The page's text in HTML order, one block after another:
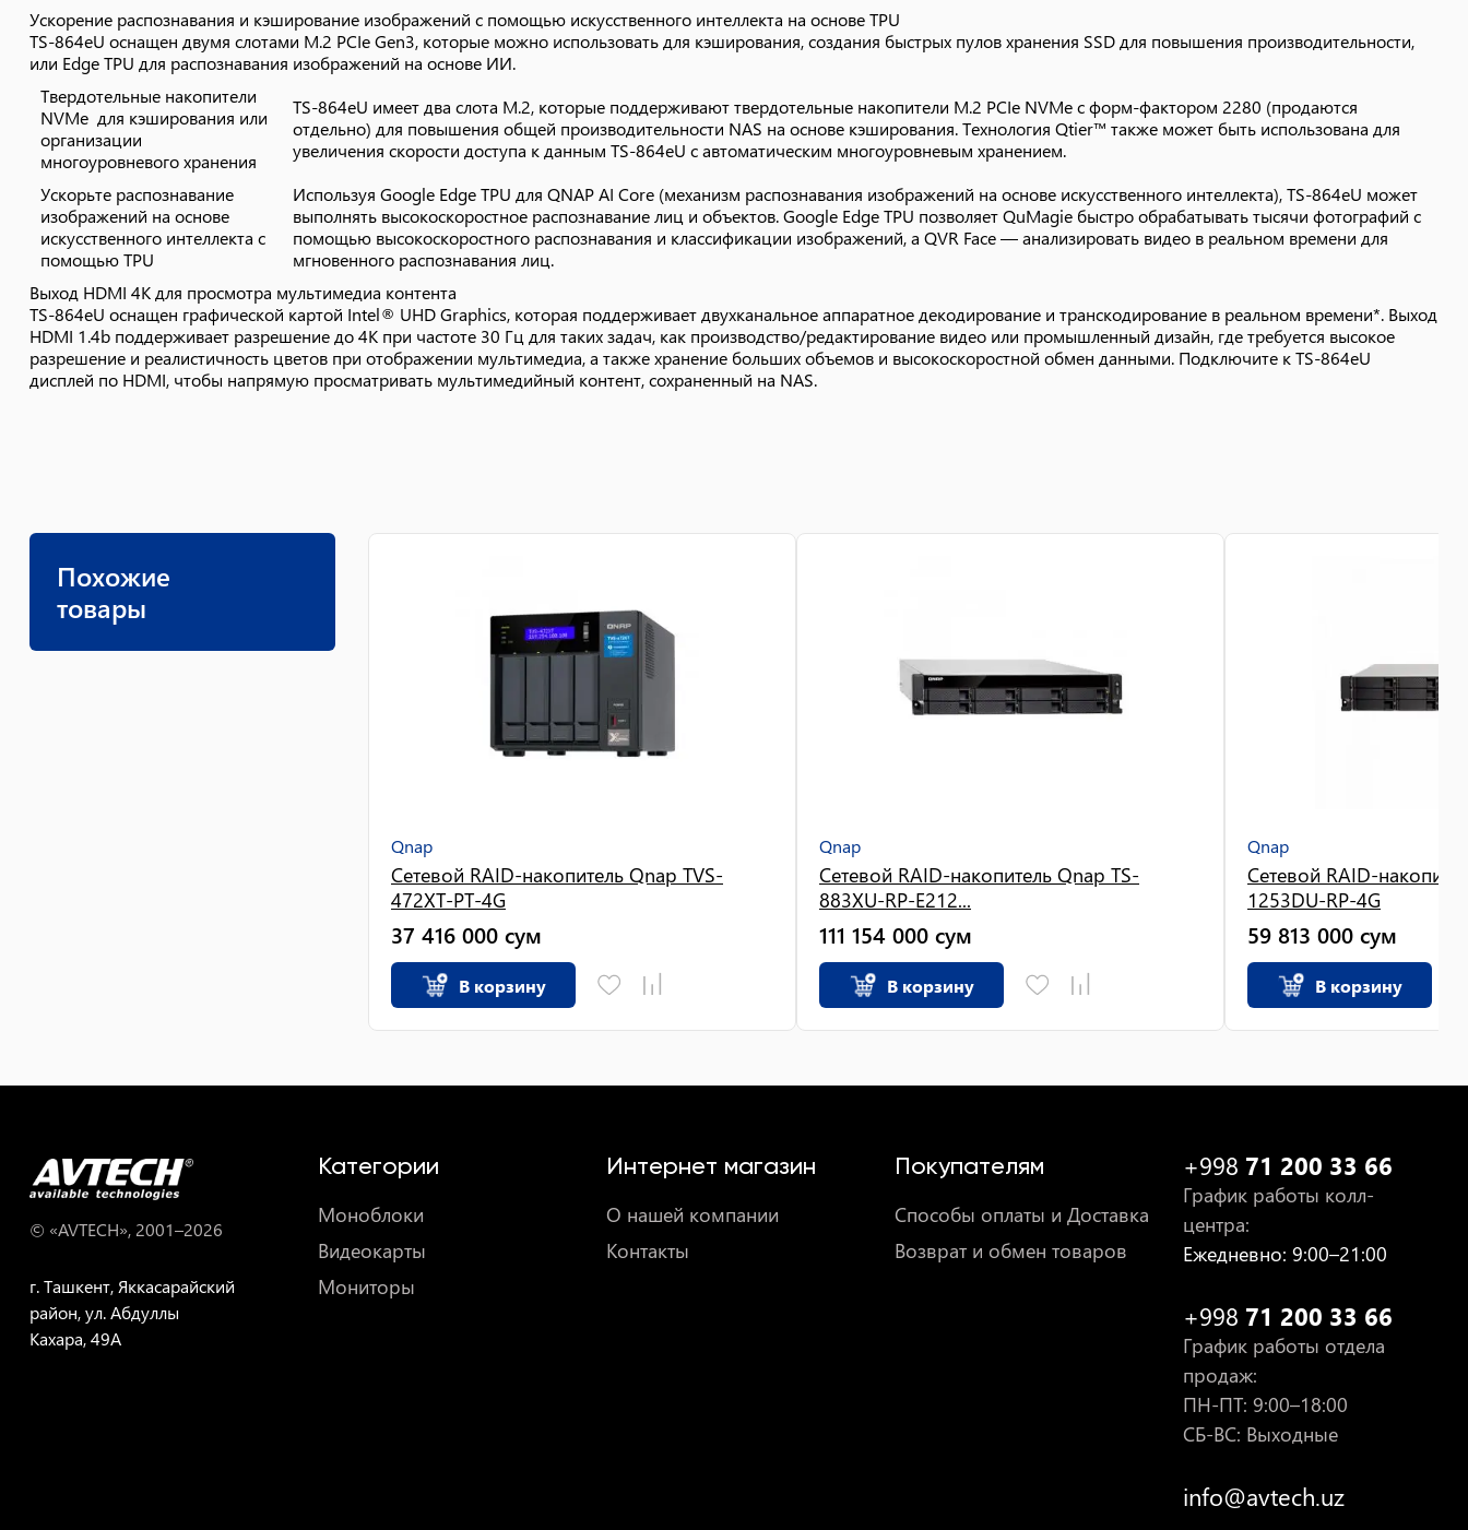
864eU дисплей по HDMI, чтобы напрямую просматривать мультимедийный контент, сохраненный на NAS.
Ускорение распознавания и кэширование изображений с помощью искусственного интеллекта на основе TPU
TS-864eU оснащен двумя слотами M.2 PCIe Gen3, которые можно использовать для кэширования, создания быстрых пулов хранения SSD для повышения производительности,
или Edge TPU для распознавания изображений на основе ИИ.
Твердотельные накопители
NVMe для кэширования или
организации
многоуровневого хранения
TS-864eU имеет два слота M.2, которые поддерживают твердотельные накопители M.2 PCIe NVMe с форм-фактором 2280 (продаются
отдельно) для повышения общей производительности NAS на основе кэширования. Технология Qtier™ также может быть использована для
увеличения скорости доступа к данным TS-864eU с автоматическим многоуровневым хранением.
Ускорьте распознавание
изображений на основе
искусственного интеллекта с
помощью TPU
Используя Google Edge TPU для QNAP AI Core (механизм распознавания изображений на основе искусственного интеллекта), TS-864eU может
выполнять высокоскоростное распознавание лиц и объектов. Google Edge TPU позволяет QuMagie быстро обрабатывать тысячи фотографий с
помощью высокоскоростного распознавания и классификации изображений, а QVR Face — анализировать видео в реальном времени для
мгновенного распознавания лиц.
Выход HDMI 4K для просмотра мультимедиа контента
TS-864eU оснащен графической картой Intel® UHD Graphics, которая поддерживает двухканальное аппаратное декодирование и транскодирование в реальном времени*. Выход
HDMI 1.4b поддерживает разрешение до 4K при частоте 30 Гц для таких задач, как производство/редактирование видео или промышленный дизайн, где требуется высокое
разрешение и реалистичность цветов при отображении мультимедиа, а также хранение больших объемов и высокоскоростной обмен данными. Подключите к TS-864eU
дисплей по HDMI, чтобы напрямую просматривать мультимедийный контент, сохраненный на NAS.
Похожие
товары
Qnap
Сетевой RAID-накопитель Qnap TVS-
472XT-PT-4G
37 416 000 сум
В корзину
Qnap
Сетевой RAID-накопитель Qnap TS-
883XU-RP-E212...
111 154 000 сум
В корзину
Qnap
Сетевой RAID-
1253DU-RP-4G
59 813 000 сум
В корзину
© «AVTECH», 2001–2026
г. Ташкент, Яккасарайский
район, ул. Абдуллы
Кахара, 49A
Категории
Моноблоки
Видеокарты
Мониторы
Интернет магазин
О нашей компании
Контакты
Покупателям
Способы оплаты и Доставка
Возврат и обмен товаров
+998 71 200 33 66
График работы колл-
центра:
Ежедневно: 9:00–21:00
+998 71 200 33 66
График работы отдела
продаж:
ПН-ПТ: 9:00–18:00
СБ-ВС: Выходные
info@avtech.uz